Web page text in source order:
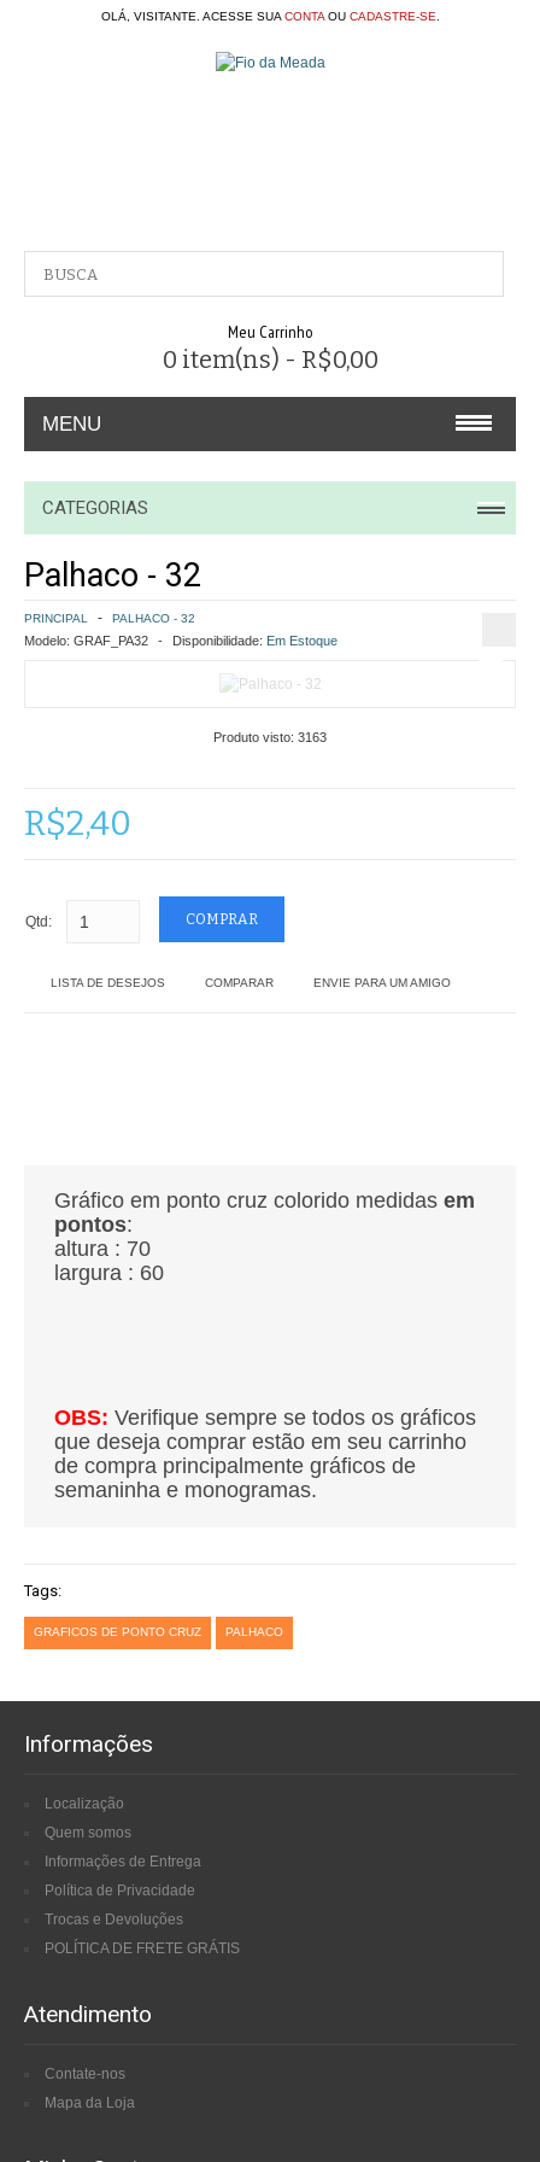
OLÁ, VISITANTE. ACESSE SUA CONTAOU CADASTRE-SE
Meu Carrinho
0 item(ns) - R$0,00
MENU
A EMPRESA
CONTATO
COMO COMPRAR
POLÍTICA DE FRETE GRÁTIS
CONTATO
CATEGORIAS
Palhaco - 32
PRINCIPAL PALHACO - 32
Modelo: GRAF_PA32 Disponibilidade: Em Estoque
Produto visto: 3163
R$2,40
Qtd:
LISTA DE DESEJOS COMPARAR ENVIE PARA UM AMIGO
Gráfico em ponto cruz colorido medidas em
pontos:
altura : 70
largura : 60
OBS: Verifique sempre se todos os gráficos
que deseja comprar estão em seu carrinho
de compra principalmente gráficos de
semaninha e monogramas.
Tags:
GRAFICOS DE PONTO CRUZ PALHACO
Informações
Localização
Quem somos
Informações de Entrega
Política de Privacidade
Trocas e Devoluções
POLÍTICA DE FRETE GRÁTIS
Atendimento
Contate-nos
Mapa da Loja